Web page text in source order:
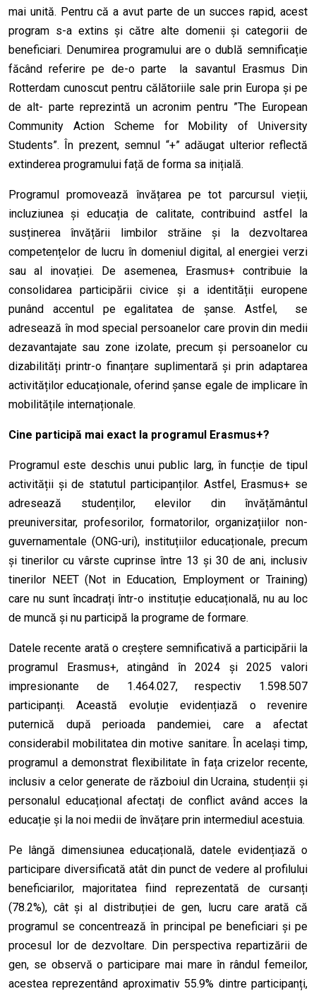
mai unită. Pentru că a avut parte de un succes rapid, acest
program s-a extins și către alte domenii și categorii de
beneficiari. Denumirea programului are o dublă semnificație
făcând referire pe de-o parte la savantul Erasmus Din
Rotterdam cunoscut pentru călătoriile sale prin Europa și pe
de alt- parte reprezintă un acronim pentru ”The European
Community Action Scheme for Mobility of University
Students”. În prezent, semnul “+” adăugat ulterior reflectă
extinderea programului față de forma sa inițială.
Programul promovează învățarea pe tot parcursul vieții,
incluziunea și educația de calitate, contribuind astfel la
susținerea învățării limbilor străine și la dezvoltarea
competențelor de lucru în domeniul digital, al energiei verzi
sau al inovației. De asemenea, Erasmus+ contribuie la
consolidarea participării civice și a identității europene
punând accentul pe egalitatea de șanse. Astfel, se
adresează în mod special persoanelor care provin din medii
dezavantajate sau zone izolate, precum și persoanelor cu
dizabilități printr-o finanțare suplimentară și prin adaptarea
activităților educaționale, oferind șanse egale de implicare în
mobilitățile internaționale.
Cine participă mai exact la programul Erasmus+?
Programul este deschis unui public larg, în funcție de tipul
activității și de statutul participanților. Astfel, Erasmus+ se
adresează studenților, elevilor din învățământul
preuniversitar, profesorilor, formatorilor, organizațiilor non-
guvernamentale (ONG-uri), instituțiilor educaționale, precum
și tinerilor cu vârste cuprinse între 13 și 30 de ani, inclusiv
tinerilor NEET (Not in Education, Employment or Training)
care nu sunt încadrați într-o instituție educațională, nu au loc
de muncă și nu participă la programe de formare.
Datele recente arată o creștere semnificativă a participării la
programul Erasmus+, atingând în 2024 și 2025 valori
impresionante de 1.464.027, respectiv 1.598.507
participanți. Această evoluție evidențiază o revenire
puternică după perioada pandemiei, care a afectat
considerabil mobilitatea din motive sanitare. În același timp,
programul a demonstrat flexibilitate în fața crizelor recente,
inclusiv a celor generate de războiul din Ucraina, studenții și
personalul educațional afectați de conflict având acces la
educație și la noi medii de învățare prin intermediul acestuia.
Pe lângă dimensiunea educațională, datele evidențiază o
participare diversificată atât din punct de vedere al profilului
beneficiarilor, majoritatea fiind reprezentată de cursanți
(78.2%), cât și al distribuției de gen, lucru care arată că
programul se concentrează în principal pe beneficiari și pe
procesul lor de dezvoltare. Din perspectiva repartizării de
gen, se observă o participare mai mare în rândul femeilor,
acestea reprezentând aproximativ 55.9% dintre participanți,